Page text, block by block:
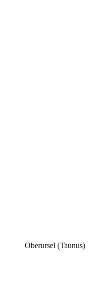
Oberursel (Taunus)